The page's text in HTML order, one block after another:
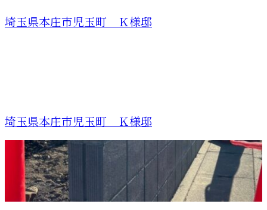
埼玉県本庄市児玉町 Ｋ様邸
埼玉県本庄市児玉町 Ｋ様邸